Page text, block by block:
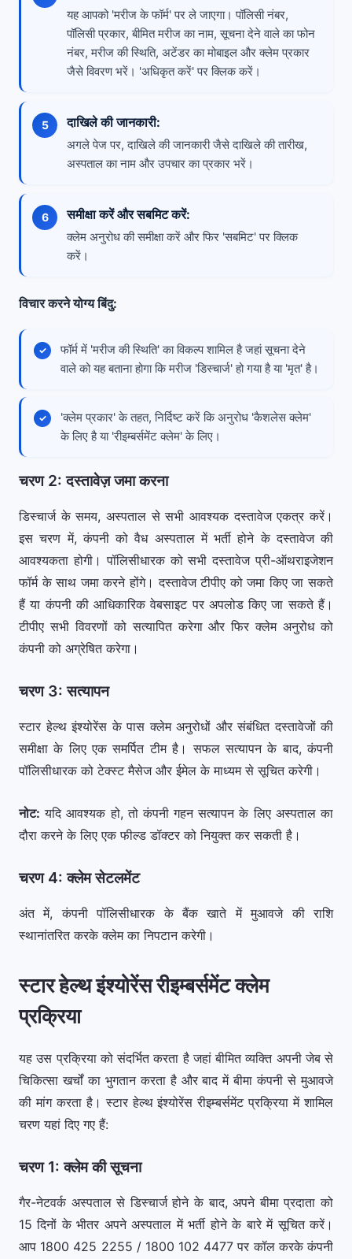
यह आपको 'मरीज के फॉर्म' पर ले जाएगा। पॉलिसी नंबर,
पॉलिसी प्रकार, बीमित मरीज का नाम, सूचना देने वाले का फोन
नंबर, मरीज की स्थिति, अटेंडर का मोबाइल और क्लेम प्रकार
जैसे विवरण भरें। 'अधिकृत करें' पर क्लिक करें।
दाखिले की जानकारी:
अगले पेज पर, दाखिले की जानकारी जैसे दाखिले की तारीख,
अस्पताल का नाम और उपचार का प्रकार भरें।
समीक्षा करें और सबमिट करें:
क्लेम अनुरोध की समीक्षा करें और फिर 'सबमिट' पर क्लिक
करें।
विचार करने योग्य बिंदु:
फॉर्म में 'मरीज की स्थिति' का विकल्प शामिल है जहां सूचना देने
वाले को यह बताना होगा कि मरीज 'डिस्चार्ज' हो गया है या 'मृत' है।
'क्लेम प्रकार' के तहत, निर्दिष्ट करें कि अनुरोध 'कैशलेस क्लेम'
के लिए है या 'रीइम्बर्समेंट क्लेम' के लिए।
चरण 2: दस्तावेज़ जमा करना
डिस्चार्ज के समय, अस्पताल से सभी आवश्यक दस्तावेज एकत्र करें।
इस चरण में, कंपनी को वैध अस्पताल में भर्ती होने के दस्तावेज की
आवश्यकता होगी। पॉलिसीधारक को सभी दस्तावेज प्री-ऑथराइजेशन
फॉर्म के साथ जमा करने होंगे। दस्तावेज टीपीए को जमा किए जा सकते
हैं या कंपनी की आधिकारिक वेबसाइट पर अपलोड किए जा सकते हैं।
टीपीए सभी विवरणों को सत्यापित करेगा और फिर क्लेम अनुरोध को
कंपनी को अग्रेषित करेगा।
चरण 3: सत्यापन
स्टार हेल्थ इंश्योरेंस के पास क्लेम अनुरोधों और संबंधित दस्तावेजों की
समीक्षा के लिए एक समर्पित टीम है। सफल सत्यापन के बाद, कंपनी
पॉलिसीधारक को टेक्स्ट मैसेज और ईमेल के माध्यम से सूचित करेगी।
नोट: यदि आवश्यक हो, तो कंपनी गहन सत्यापन के लिए अस्पताल का
दौरा करने के लिए एक फील्ड डॉक्टर को नियुक्त कर सकती है।
चरण 4: क्लेम सेटलमेंट
अंत में, कंपनी पॉलिसीधारक के बैंक खाते में मुआवजे की राशि
स्थानांतरित करके क्लेम का निपटान करेगी।
स्टार हेल्थ इंश्योरेंस रीइम्बर्समेंट क्लेम
प्रक्रिया
यह उस प्रक्रिया को संदर्भित करता है जहां बीमित व्यक्ति अपनी जेब से
चिकित्सा खर्चों का भुगतान करता है और बाद में बीमा कंपनी से मुआवजे
की मांग करता है। स्टार हेल्थ इंश्योरेंस रीइम्बर्समेंट प्रक्रिया में शामिल
चरण यहां दिए गए हैं:
चरण 1: क्लेम की सूचना
गैर-नेटवर्क अस्पताल से डिस्चार्ज होने के बाद, अपने बीमा प्रदाता को
15 दिनों के भीतर अपने अस्पताल में भर्ती होने के बारे में सूचित करें।
आप 1800 425 2255 / 1800 102 4477 पर कॉल करके कंपनी